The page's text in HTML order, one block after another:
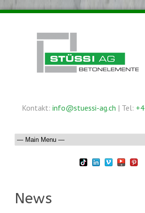
Kontakt: info@stuessi-ag.ch | Tel:
News